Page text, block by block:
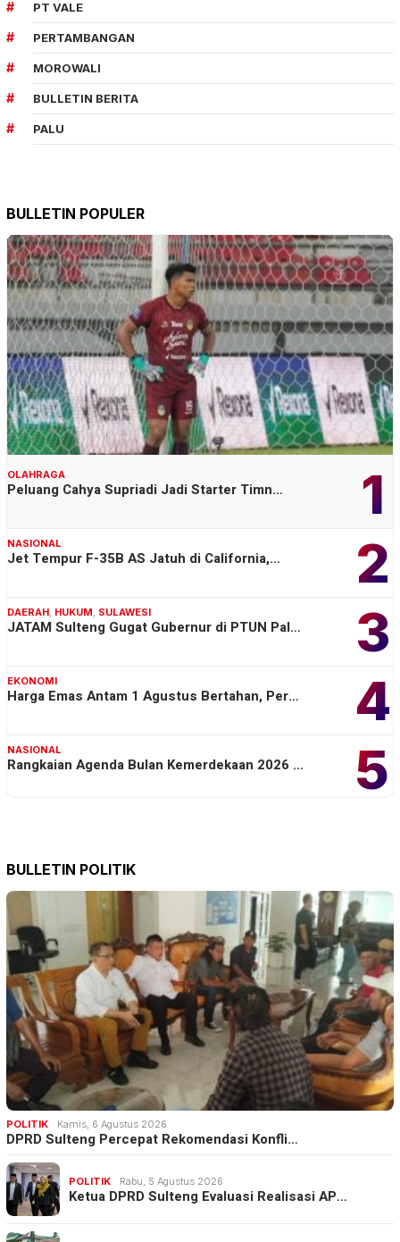
PT VALE
PERTAMBANGAN
MOROWALI
BULLETIN BERITA
PALU
BULLETIN POPULER
1
OLAHRAGA
Peluang Cahya Supriadi Jadi Starter Timn…
2
NASIONAL
Jet Tempur F-35B AS Jatuh di California,…
3
DAERAH HUKUM SULAWESI
JATAM Sulteng Gugat Gubernur di PTUN Pal…
4
EKONOMI
Harga Emas Antam 1 Agustus Bertahan, Per…
5
NASIONAL
Rangkaian Agenda Bulan Kemerdekaan 2026 …
BULLETIN POLITIK
POLITIK Kamis, 6 Agustus 2026
DPRD Sulteng Percepat Rekomendasi Konfli…
POLITIK Rabu, 5 Agustus 2026
Ketua DPRD Sulteng Evaluasi Realisasi AP…